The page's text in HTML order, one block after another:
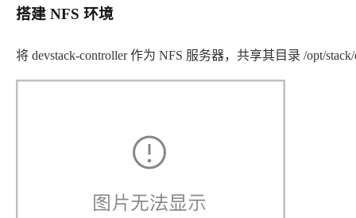
搭建 NFS 环境
将 devstack-controller 作为 NFS 服务器，共享其目录 /opt/